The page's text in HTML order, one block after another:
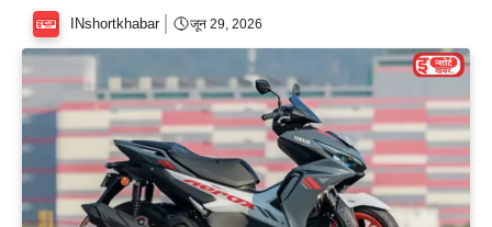
INshortkhabar जून 29, 2026